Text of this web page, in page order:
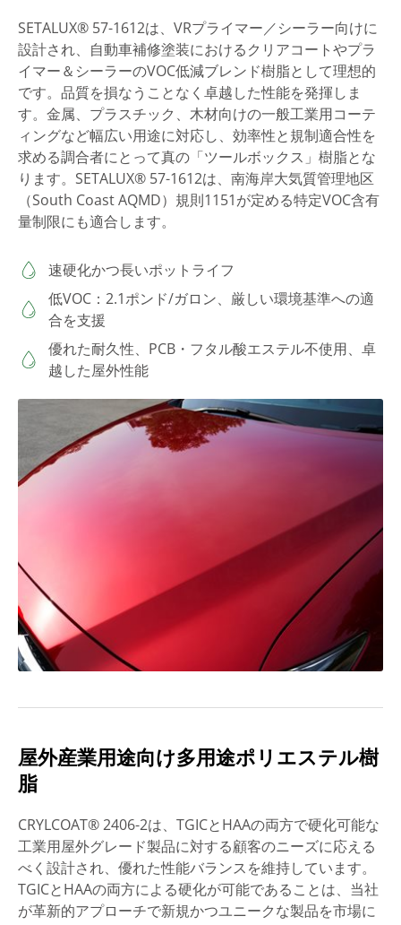
SETALUX​® 57-1612は、VRプライマー／シーラー向けに
設計され、自動車補修塗装におけるクリアコートやプラ
イマー＆シーラーのVOC低減ブレンド樹脂として理想的
です。品質を損なうことなく卓越した性能を発揮しま
す。金属、プラスチック、木材向けの一般工業用コーテ
ィングなど幅広い用途に対応し、効率性と規制適合性を
求める調合者にとって真の「ツールボックス」樹脂とな
ります。SETALUX​® 57-1612は、南海岸大気質管理地区
（South Coast AQMD）規則1151が定める特定VOC含有
量制限にも適合します。
速硬化かつ長いポットライフ
低VOC：2.1ポンド/ガロン、厳しい環境基準への適
合を支援
優れた耐久性、PCB・フタル酸エステル不使用、卓
越した屋外性能
屋外産業用途向け多用途ポリエステル樹
脂
CRYLCOAT® 2406-2は、TGICとHAAの両方で硬化可能な
工業用屋外グレード製品に対する顧客のニーズに応える
べく設計され、優れた性能バランスを維持しています。
TGICとHAAの両方による硬化が可能であることは、当社
が革新的アプローチで新規かつユニークな製品を市場に